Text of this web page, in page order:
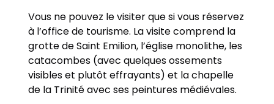
Vous ne pouvez le visiter que si vous réservez
à l’office de tourisme. La visite comprend la
grotte de Saint Emilion, l’église monolithe, les
catacombes (avec quelques ossements
visibles et plutôt effrayants) et la chapelle
de la Trinité avec ses peintures médiévales.